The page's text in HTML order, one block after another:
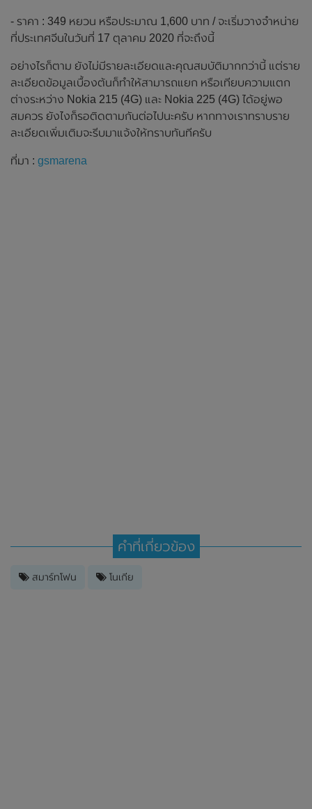
- ราคา : 349 หยวน หรือประมาณ 1,600 บาท / จะเริ่มวางจำหน่าย
ที่ประเทศจีนในวันที่ 17 ตุลาคม 2020 ที่จะถึงนี้
อย่างไรก็ตาม ยังไม่มีรายละเอียดและคุณสมบัติมากกว่านี้ แต่ราย
ละเอียดข้อมูลเบื้องต้นก็ทำให้สามารถแยก หรือเทียบความแตก
ต่างระหว่าง Nokia 215 (4G) และ Nokia 225 (4G) ได้อยู่พอ
สมควร ยังไงก็รอติดตามกันต่อไปนะครับ หากทางเราทราบราย
ละเอียดเพิ่มเติมจะรีบมาแจ้งให้ทราบทันทีครับ
ที่มา : gsmarena
คำที่เกี่ยวข้อง
สมาร์ทโฟน โนเกีย